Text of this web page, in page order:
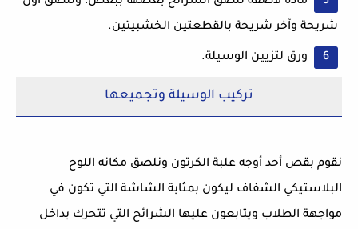
شريحة وآخر شريحة بالقطعتين الخشبيتين.
ورق لتزيين الوسيلة.
تركيب الوسيلة وتجميعها
نقوم بقص أحد أوجه علبة الكرتون ونلصق مكانه اللوح
البلاستيكي الشفاف ليكون بمثابة الشاشة التي تكون في
مواجهة الطلاب ويتابعون عليها الشرائح التي تتحرك بداخل